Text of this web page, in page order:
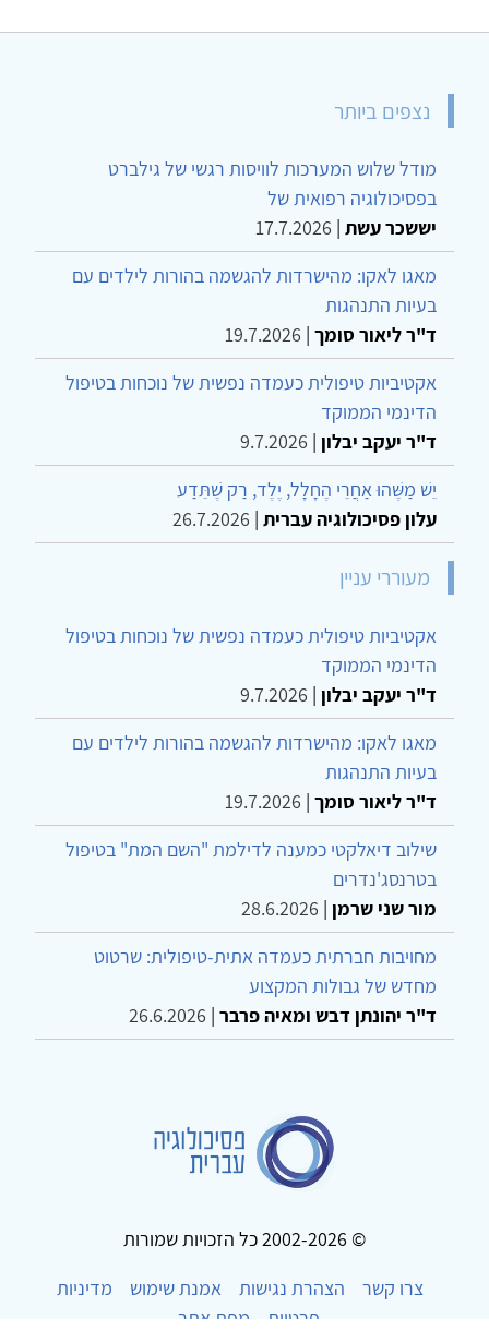
נצפים ביותר
מודל שלוש המערכות לוויסות רגשי של גילברט
בפסיכולוגיה רפואית של
יששכר עשת |
17.7.2026
מאגו לאקו: מהישרדות להגשמה בהורות לילדים עם
בעיות התנהגות
ד"ר ליאור סומך |
19.7.2026
אקטיביות טיפולית כעמדה נפשית של נוכחות בטיפול
הדינמי הממוקד
ד"ר יעקב יבלון |
9.7.2026
יֵשׁ מַשֶּׁהוּ אַחֲרֵי הֶחָלָל, יֶלֶד, רַק שֶׁתֵּדַע
עלון פסיכולוגיה עברית |
26.7.2026
מעוררי עניין
אקטיביות טיפולית כעמדה נפשית של נוכחות בטיפול
הדינמי הממוקד
ד"ר יעקב יבלון |
9.7.2026
מאגו לאקו: מהישרדות להגשמה בהורות לילדים עם
בעיות התנהגות
ד"ר ליאור סומך |
19.7.2026
שילוב דיאלקטי כמענה לדילמת "השם המת" בטיפול
בטרנסג'נדרים
מור שני שרמן |
28.6.2026
מחויבות חברתית כעמדה אתית-טיפולית: שרטוט
מחדש של גבולות המקצוע
ד"ר יהונתן דבש ומאיה פרבר |
26.6.2026
© 2002-2026 כל הזכויות שמורות
צרו קשר
הצהרת נגישות אמנת שימוש
מדיניות
פרטיות
מפת אתר